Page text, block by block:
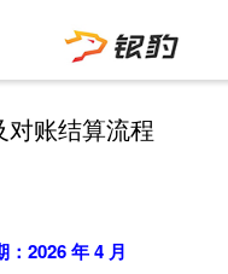
账结算流程
2026 年 4 月